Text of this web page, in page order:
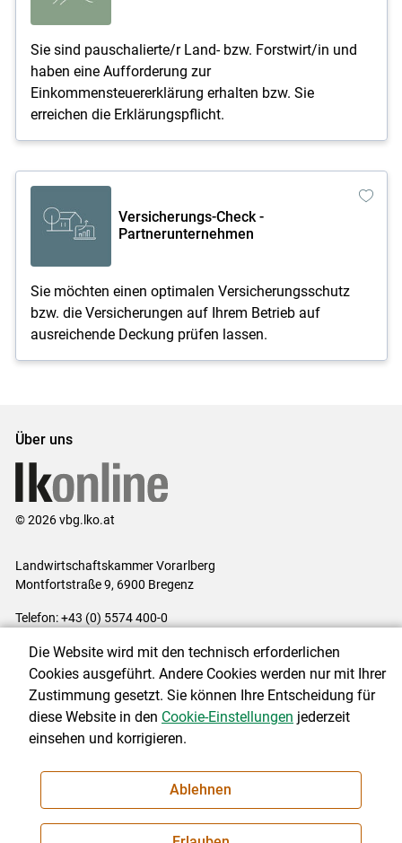
Sie sind pauschalierte/r Land- bzw. Forstwirt/in und
haben eine Aufforderung zur
Einkommensteuererklärung erhalten bzw. Sie
erreichen die Erklärungspflicht.
Versicherungs-Check -
Partnerunternehmen
Sie möchten einen optimalen Versicherungsschutz
bzw. die Versicherungen auf Ihrem Betrieb auf
ausreichende Deckung prüfen lassen.
Über uns
© 2026 vbg.lko.at
Landwirtschaftskammer Vorarlberg
Montfortstraße 9, 6900 Bregenz
Telefon: +43 (0) 5574 400-0
Impressum|Kontakt|Datenschutzerklärung|Barrierefreiheit|
Cookie-Einstellungen
NEWSLETTER
Die Website wird mit den technisch erforderlichen
Cookies ausgeführt. Andere Cookies werden nur mit Ihrer
Zustimmung gesetzt. Sie können Ihre Entscheidung für
diese Website in den Cookie-Einstellungen jederzeit
einsehen und korrigieren.
Ablehnen